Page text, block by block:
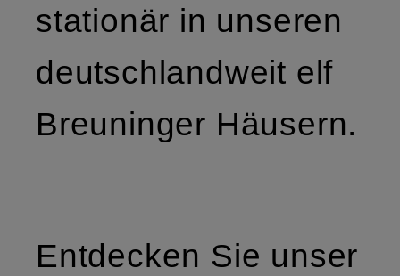
stationär in unseren
deutschlandweit elf
Breuninger Häusern.
Entdecken Sie unser